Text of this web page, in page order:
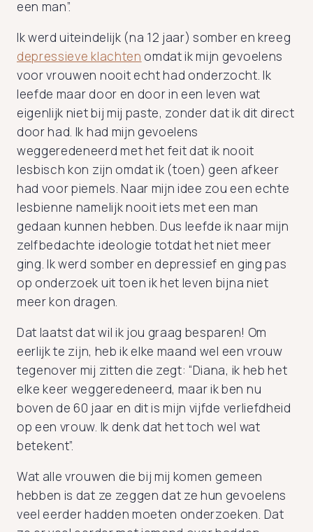
een man”.
Ik werd uiteindelijk (na 12 jaar) somber en kreeg
depressieve klachten omdat ik mijn gevoelens
voor vrouwen nooit echt had onderzocht. Ik
leefde maar door en door in een leven wat
eigenlijk niet bij mij paste, zonder dat ik dit direct
door had. Ik had mijn gevoelens
weggeredeneerd met het feit dat ik nooit
lesbisch kon zijn omdat ik (toen) geen afkeer
had voor piemels. Naar mijn idee zou een echte
lesbienne namelijk nooit iets met een man
gedaan kunnen hebben. Dus leefde ik naar mijn
zelfbedachte ideologie totdat het niet meer
ging. Ik werd somber en depressief en ging pas
op onderzoek uit toen ik het leven bijna niet
meer kon dragen.
Dat laatst dat wil ik jou graag besparen! Om
eerlijk te zijn, heb ik elke maand wel een vrouw
tegenover mij zitten die zegt: “Diana, ik heb het
elke keer weggeredeneerd, maar ik ben nu
boven de 60 jaar en dit is mijn vijfde verliefdheid
op een vrouw. Ik denk dat het toch wel wat
betekent”.
Wat alle vrouwen die bij mij komen gemeen
hebben is dat ze zeggen dat ze hun gevoelens
veel eerder hadden moeten onderzoeken. Dat